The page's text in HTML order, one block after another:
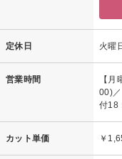
定休日 火曜
営業時間
【
00)
付18
カット単価 ￥